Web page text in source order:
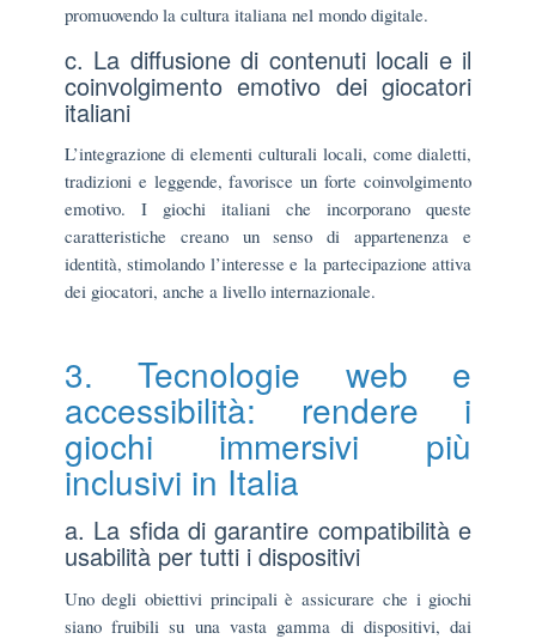
promuovendo la cultura italiana nel mondo digitale.
c. La diffusione di contenuti locali e il
coinvolgimento emotivo dei giocatori
italiani
L’integrazione di elementi culturali locali, come dialetti,
tradizioni e leggende, favorisce un forte coinvolgimento
emotivo. I giochi italiani che incorporano queste
caratteristiche creano un senso di appartenenza e
identità, stimolando l’interesse e la partecipazione attiva
dei giocatori, anche a livello internazionale.
3. Tecnologie web e
accessibilità: rendere i
giochi immersivi più
inclusivi in Italia
a. La sfida di garantire compatibilità e
usabilità per tutti i dispositivi
Uno degli obiettivi principali è assicurare che i giochi
siano fruibili su una vasta gamma di dispositivi, dai